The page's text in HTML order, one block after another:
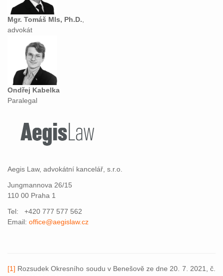
Mgr. Tomáš Mls, Ph.D.
advokát
Ondřej Kabelka
Paralegal
Aegis Law, advokátní kancelář, s.r.o.
Jungmannova 26/15
110 00 Praha 1
Tel: +420 777 577 562
Email: office@aegislaw.cz
[1] Rozsudek Okresního soudu v Benešově ze dne 20. 7. 2021, č.